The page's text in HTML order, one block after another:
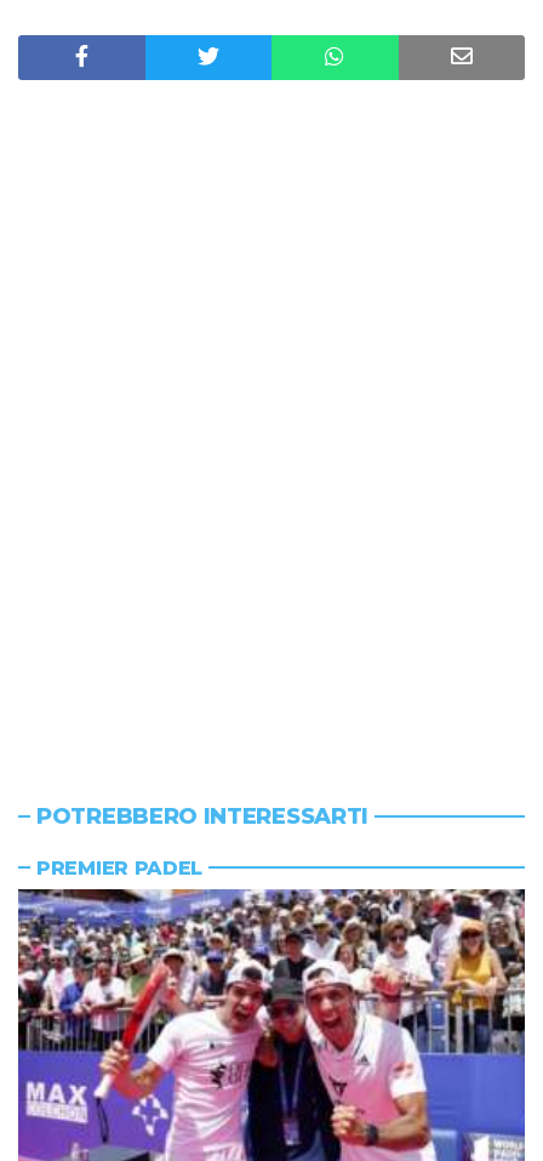
POTREBBERO INTERESSARTI
PREMIER PADEL